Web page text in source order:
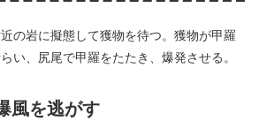
の岩に擬態して獲物を待つ。獲物が甲羅
い、尻尾で甲羅をたたき、爆発させる。
風を逃がす